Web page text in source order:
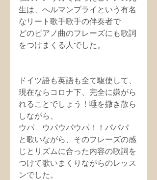
生は、へルマンプライという有名
なリート歌手歌手の伴奏者で
どのピアノ曲のフレーズにも歌詞
をつけまくる人でした。
ドイツ語も英語も全て駆使して、
現在ならコロナ下、完全に嫌がら
れることでしょう！唾を撒き散ら
しながら、
ウパ　ウパウパウパ！！パパパ
と歌いながら、そのフレーズの感
じとリズムに合った内容の歌詞を
つけて歌いまくりながらのレッス
ンでした。